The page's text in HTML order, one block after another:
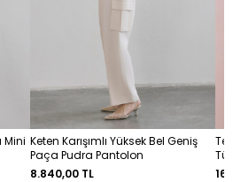
Mini Keten Karışımlı Yüksek Bel Geniş
Paça Pudra Pantolon
8.840,00 TL